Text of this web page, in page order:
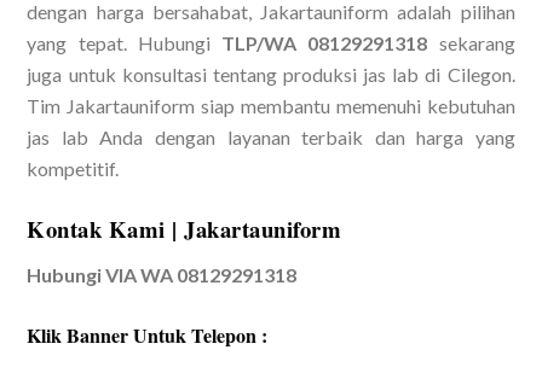
dengan harga bersahabat, Jakartauniform adalah pilihan
yang tepat. Hubungi TLP/WA 08129291318 sekarang
juga untuk konsultasi tentang produksi jas lab di Cilegon.
Tim Jakartauniform siap membantu memenuhi kebutuhan
jas lab Anda dengan layanan terbaik dan harga yang
kompetitif.
Kontak Kami | Jakartauniform
Hubungi VIA WA 08129291318
Klik Banner Untuk Telepon :